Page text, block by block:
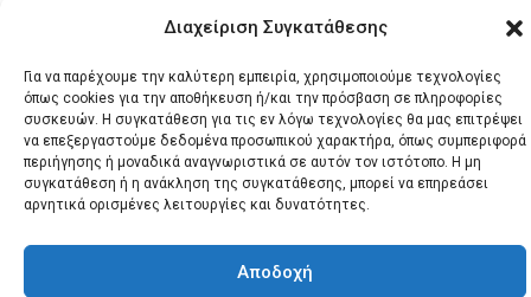
Διαχείριση Συγκατάθεσης
Για να παρέχουμε την καλύτερη εμπειρία, χρησιμοποιούμε τεχνολογίες
όπως cookies για την αποθήκευση ή/και την πρόσβαση σε πληροφορίες
συσκευών. Η συγκατάθεση για τις εν λόγω τεχνολογίες θα μας επιτρέψει
να επεξεργαστούμε δεδομένα προσωπικού χαρακτήρα, όπως συμπεριφορά
περιήγησης ή μοναδικά αναγνωριστικά σε αυτόν τον ιστότοπο. Η μη
συγκατάθεση ή η ανάκληση της συγκατάθεσης, μπορεί να επηρεάσει
αρνητικά ορισμένες λειτουργίες και δυνατότητες.
Αποδοχή
© 2026 Santonews - Όλα
τα δικαιώματα
κατοχυρωμένα.